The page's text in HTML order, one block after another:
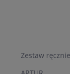
Zestaw